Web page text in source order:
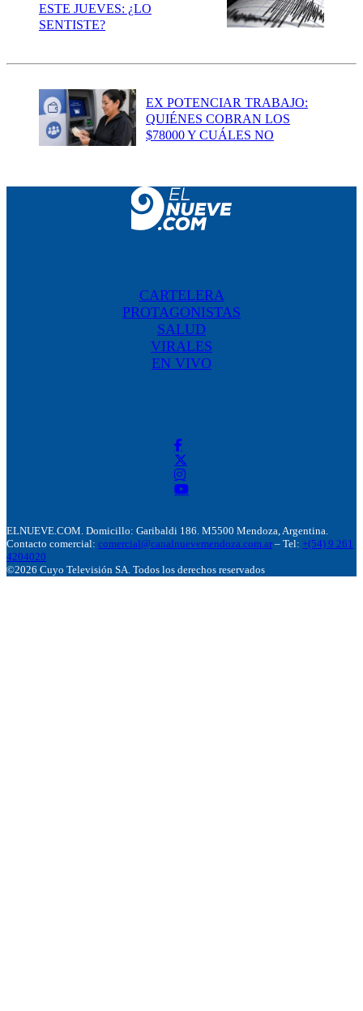
ESTE JUEVES: ¿LO
SENTISTE?
EX POTENCIAR TRABAJO:
QUIÉNES COBRAN LOS
$78000 Y CUÁLES NO
CARTELERA
PROTAGONISTAS
SALUD
VIRALES
EN VIVO
ELNUEVE.COM. Domicillo: Garibaldi 186. M5500 Mendoza, Argentina.
Contacto comercial: comercial@canalnuevemendoza.com.ar – Tel: +(54) 9 261
4204020
©2026 Cuyo Televisión SA. Todos los derechos reservados